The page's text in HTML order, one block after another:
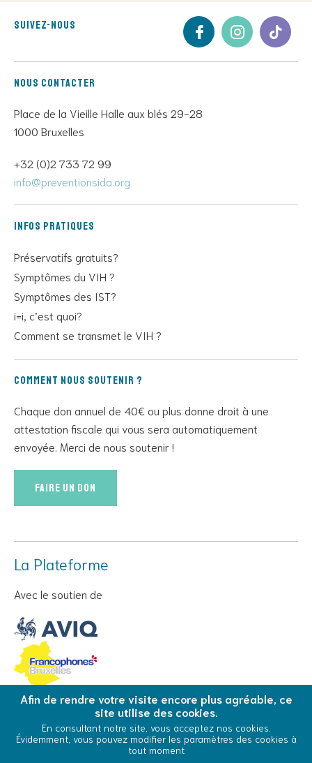
Suivez-nous
Nous contacter
Place de la Vieille Halle aux blés 29-28
1000 Bruxelles
+32 (0)2 733 72 99
info@preventionsida.org
Infos pratiques
Préservatifs gratuits?
Symptômes du VIH ?
Symptômes des IST?
i=i, c’est quoi?
Comment se transmet le VIH ?
Comment nous soutenir ?
Chaque don annuel de 40€ ou plus donne droit à une
attestation fiscale qui vous sera automatiquement
envoyée. Merci de nous soutenir !
Faire un don
La Plateforme
Avec le soutien de
© Copyright 2026 La Plateforme - Tous droits réservés
Conditions Générales d’Utilisation
Cookies
Afin de rendre votre visite encore plus agréable, ce
site utilise des cookies.
En consultant notre site, vous acceptez nos cookies.
Évidemment, vous pouvez modifier les paramètres des cookies à
tout moment